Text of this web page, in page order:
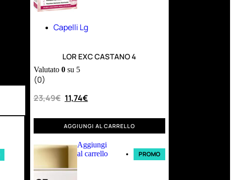
Capelli Lg
LOR EXC CASTANO 4
Valutato 0su 5
(0)
23,49€ 11,74€
AGGIUNGI AL CARRELLO
Aggiungi
al carrello
PROMO